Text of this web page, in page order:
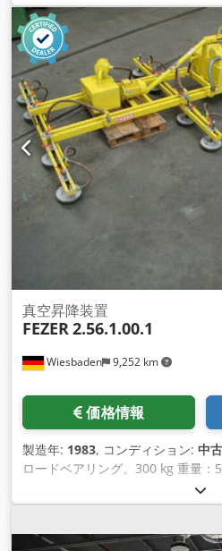
Wiesbaden 9,252 km
真空昇降装置
FEZER2.56.1.00.1
価格情報
製造年: 1983, コンディション: 中古
ロードベアリング。300 kg 重量
Aitsrf コンスタクションの高さ。